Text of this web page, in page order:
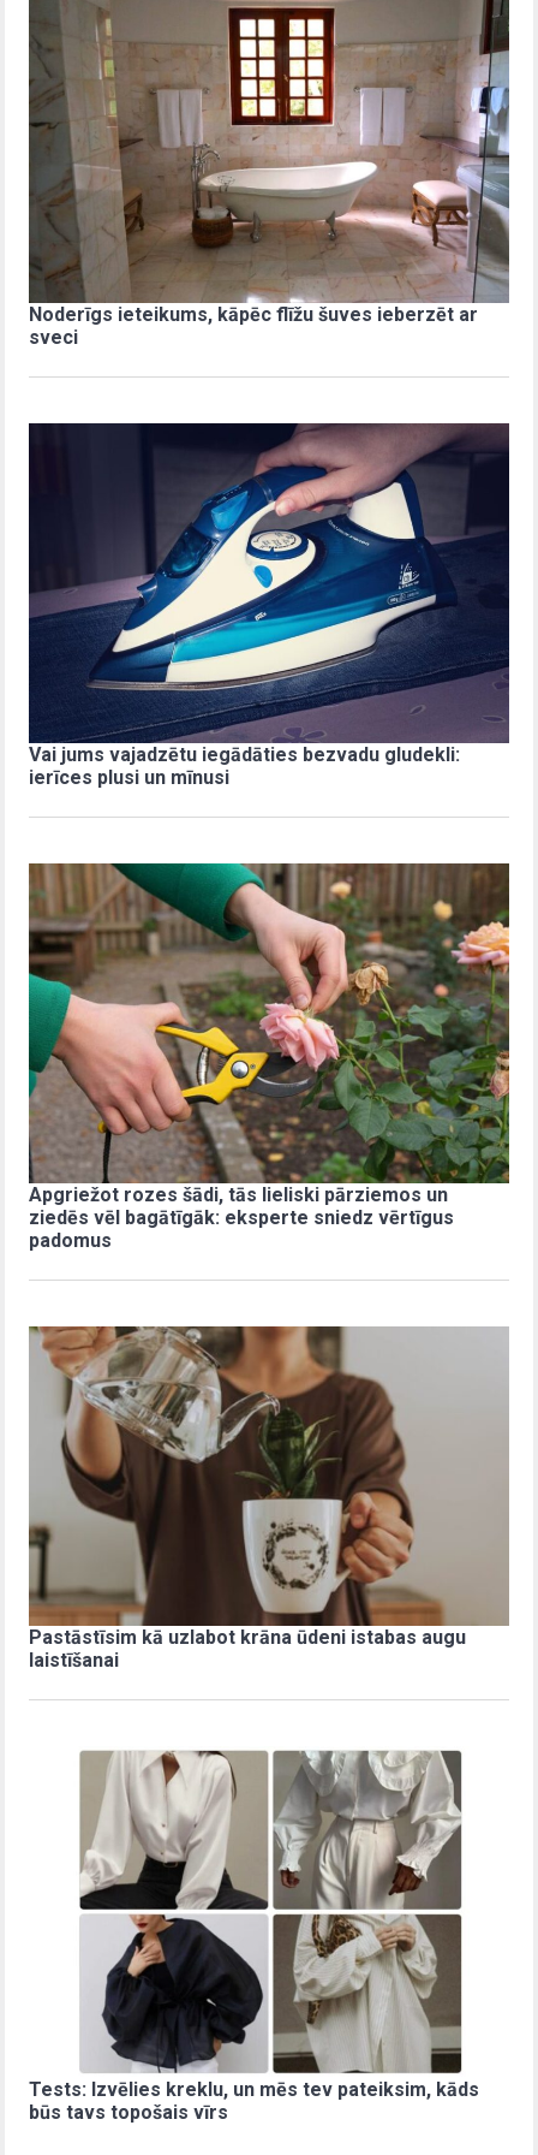
Noderīgs ieteikums, kāpēc flīžu šuves ieberzēt ar
sveci
Vai jums vajadzētu iegādāties bezvadu gludekli:
ierīces plusi un mīnusi
Apgriežot rozes šādi, tās lieliski pārziemos un
ziedēs vēl bagātīgāk: eksperte sniedz vērtīgus
padomus
Pastāstīsim kā uzlabot krāna ūdeni istabas augu
laistīšanai
Tests: Izvēlies kreklu, un mēs tev pateiksim, kāds
būs tavs topošais vīrs